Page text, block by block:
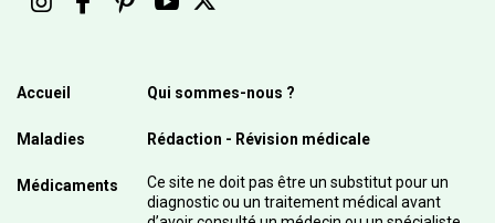
Accueil
Maladies
Médicaments
Qui sommes-nous ?
Rédaction - Révision médicale
Ce site ne doit pas être un substitut pour un
diagnostic ou un traitement médical avant